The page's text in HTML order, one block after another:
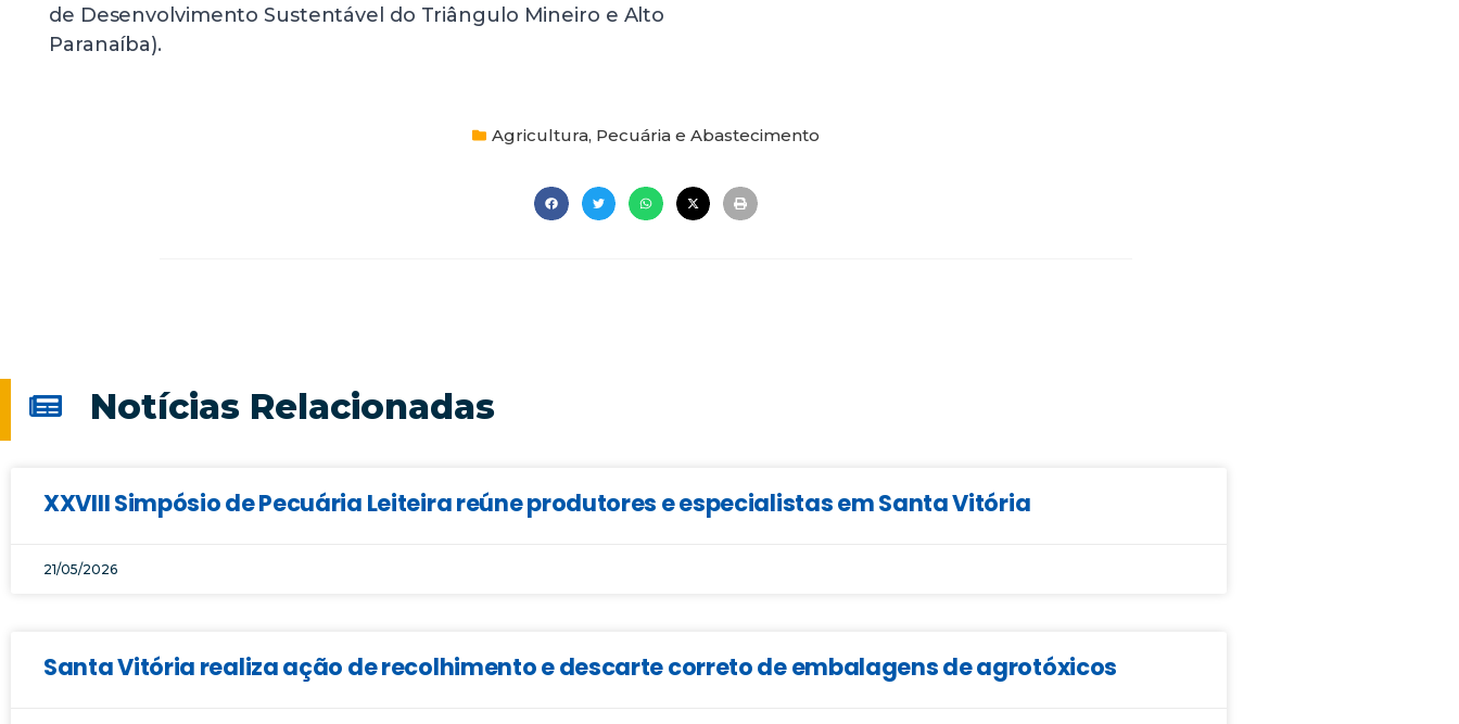
de Desenvolvimento Sustentável do Triângulo Mineiro e Alto
Paranaíba).
Agricultura, Pecuária e Abastecimento
Notícias Relacionadas
XXVIII Simpósio de Pecuária Leiteira reúne produtores e especialistas em Santa Vitória
21/05/2026
Santa Vitória realiza ação de recolhimento e descarte correto de embalagens de agrotóxicos